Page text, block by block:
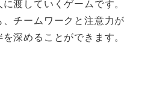
渡していくゲームです。
チームワークと注意力が
深めることができます。